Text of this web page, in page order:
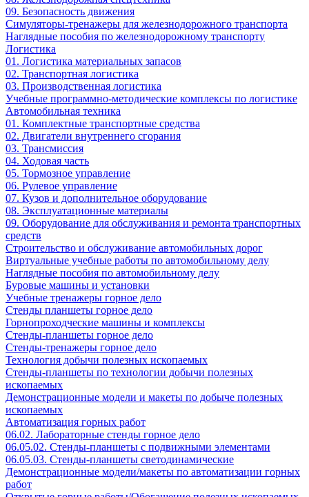
09. Безопасность движения
Симуляторы-тренажеры для железнодорожного транспорта
Наглядные пособия по железнодорожному транспорту
Логистика
01. Логистика материальных запасов
02. Транспортная логистика
03. Производственная логистика
Учебные программно-методические комплексы по логистике
Автомобильная техника
01. Комплектные транспортные средства
02. Двигатели внутреннего сгорания
03. Трансмиссия
04. Ходовая часть
05. Тормозное управление
06. Рулевое управление
07. Кузов и дополнительное оборудование
08. Эксплуатационные материалы
09. Оборудование для обслуживания и ремонта транспортных
средств
Строительство и обслуживание автомобильных дорог
Виртуальные учебные работы по автомобильному делу
Наглядные пособия по автомобильному делу
Буровые машины и установки
Учебные тренажеры горное дело
Стенды планшеты горное дело
Горнопроходческие машины и комплексы
Стенды-планшеты горное дело
Стенды-тренажеры горное дело
Технология добычи полезных ископаемых
Стенды-планшеты по технологии добычи полезных
ископаемых
Демонстрационные модели и макеты по добыче полезных
ископаемых
Автоматизация горных работ
06.02. Лабораторные стенды горное дело
06.05.02. Стенды-планшеты с подвижными элементами
06.05.03. Стенды-планшеты светодинамические
Демонстрационные модели/макеты по автоматизации горных
работ